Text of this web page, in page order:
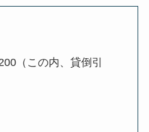
（この内、貸倒引